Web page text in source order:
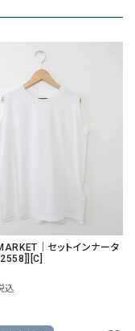
｜セットインナータ
込